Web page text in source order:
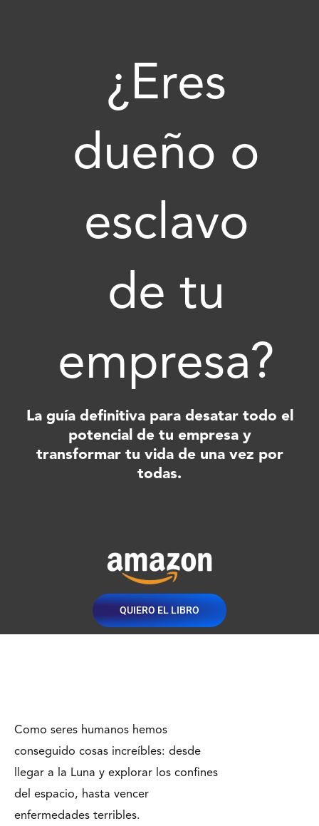
¿Eres
dueño o
esclavo
de tu
empresa?
La guía definitiva para desatar todo el
potencial de tu empresa y
transformar tu vida de una vez por
todas.
QUIERO EL LIBRO
Como seres humanos hemos
conseguido cosas increíbles: desde
llegar a la Luna y explorar los confines
del espacio, hasta vencer
enfermedades terribles.